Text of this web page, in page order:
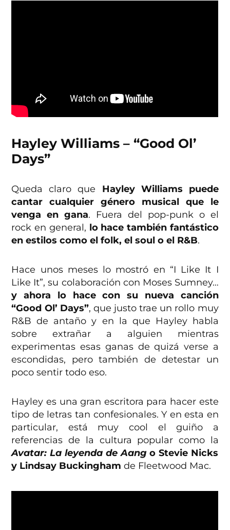
Hayley Williams – “Good Ol’
Days”
Queda claro que Hayley Williams puede
cantar cualquier género musical que le
venga en gana. Fuera del pop-punk o el
rock en general, lo hace también fantástico
en estilos como el folk, el soul o el R&B.
Hace unos meses lo mostró en “I Like It I
Like It”, su colaboración con Moses Sumney…
y ahora lo hace con su nueva canción
“Good Ol’ Days”, que justo trae un rollo muy
R&B de antaño y en la que Hayley habla
sobre extrañar a alguien mientras
experimentas esas ganas de quizá verse a
escondidas, pero también de detestar un
poco sentir todo eso.
Hayley es una gran escritora para hacer este
tipo de letras tan confesionales. Y en esta en
particular, está muy cool el guiño a
referencias de la cultura popular como la
Avatar: La leyenda de Aango Stevie Nicks
y Lindsay Buckingham de Fleetwood Mac.